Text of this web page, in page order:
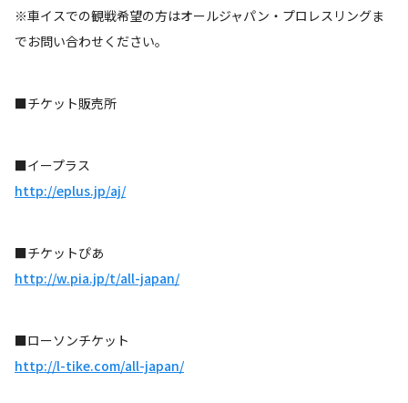
※車イスでの観戦希望の方はオールジャパン・プロレスリングま
でお問い合わせください。
■チケット販売所
■イープラス
http://eplus.jp/aj/
■チケットぴあ
http://w.pia.jp/t/all-japan/
■ローソンチケット
http://l-tike.com/all-japan/